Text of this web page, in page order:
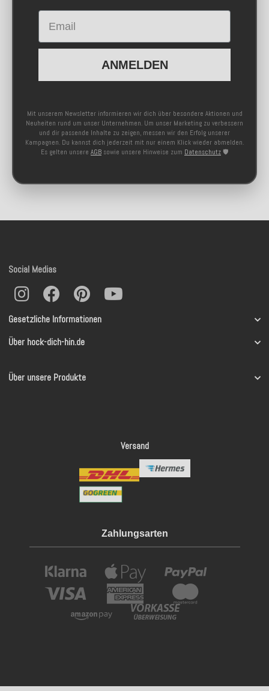
Email
ANMELDEN
Mit unserem Newsletter informieren wir dich über besondere Aktionen und
Neuheiten rund um unser Unternehmen. Um unser Marketing zu verbessern
und dir passende Inhalte zu zeigen, messen wir den Erfolg unserer
Kampagnen. Du kannst dich jederzeit mit nur einem Klick wieder abmelden.
Es gelten unsere AGB sowie unsere Hinweise zum Datenschutz 🛡️
Gesetzliche Informationen
Über hock-dich-hin.de
Über unsere Produkte
Social Medias
Versand
Zahlungsarten